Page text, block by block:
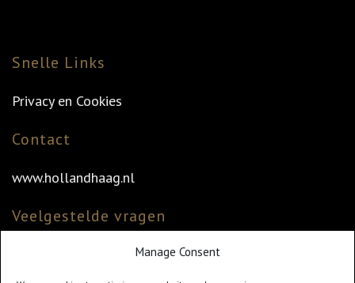
Manage Consent
Snelle Links
Privacy en Cookies
Contact
www.hollandhaag.nl
Veelgestelde vragen
Veelgestelde vragen